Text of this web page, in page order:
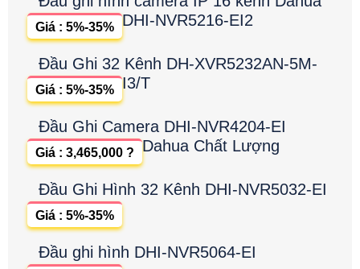
DHI-NVR5216-EI2
Giá : 5%-35%
Đầu Ghi 32 Kênh DH-XVR5232AN-5M-
I3/T
Giá : 5%-35%
Đầu Ghi Camera DHI-NVR4204-EI
Dahua Chất Lượng
Giá : 3,465,000 ?
Đầu Ghi Hình 32 Kênh DHI-NVR5032-EI
Giá : 5%-35%
Đầu ghi hình DHI-NVR5064-EI